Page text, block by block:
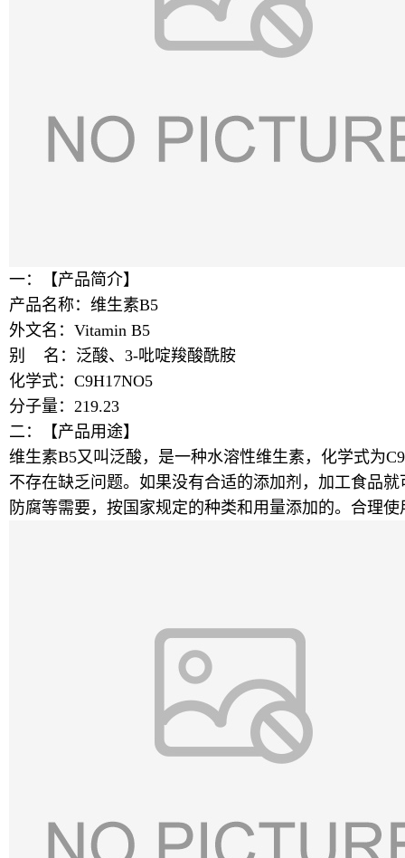
一：【产品简介】
产品名称：维生素B5
外文名：Vitamin B5
别 名：泛酸、3-吡啶羧酸酰胺
化学式：C9H17NO5
分子量：219.23
二：【产品用途】
维生素B5又叫泛酸，是一种水溶性维生素，化学式为
不存在缺乏问题。如果没有合适的添加剂，加工食品
防腐等需要，按国家规定的种类和用量添加的。合理